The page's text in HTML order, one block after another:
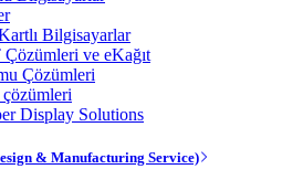
Bilgisayarlar
ve eKağıt
Çözümleri
Display Solutions
& Manufacturing Service)